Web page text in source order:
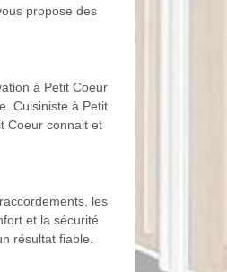
propose des
à Petit Coeur
Cuisiniste à Petit
Coeur connait et
les
et la sécurité
résultat fiable.